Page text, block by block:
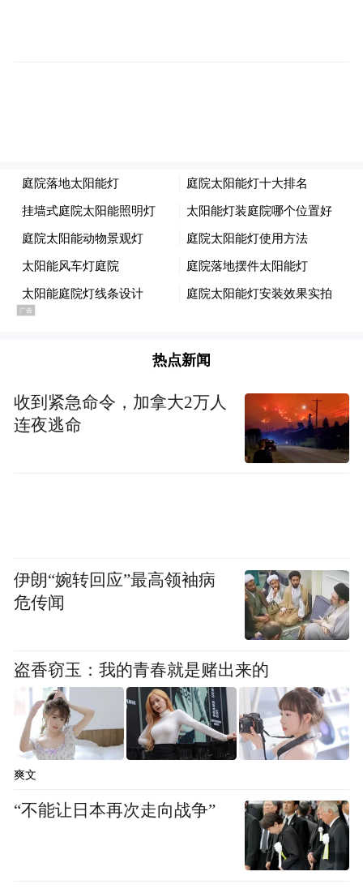
漫画名场面重磅重现 IMAX大银幕尽显细节
张力
同步释出的IMAX海报中，蜘蛛侠身着全新战
轮廓，视觉冲击力十足。而IMAX超大画幅带
来的满格银幕张力，将蛛丝飞荡时的速度感
与高空穿梭的空间感尽数放大，中国观众将
抢先体验大银幕带来的震撼冲击，置身纽约
系，让动作戏更加丝滑流畅，更在拍摄时大
量使用威亚实拍与实景搭建，彻底摆脱对CG
特效的依赖，让影片具有更真实的视觉表现
力。此前发布的漫画特辑中，主创团队同样
运用特技实拍，将多款经典漫画封面搬上银
幕。在420帧超高帧率的拍摄条件下，诸多几
乎无法完成的特技动作，荷兰弟仅用两三遍
便能精准完成，导演忍不住惊呼“他对全身每
一块肌肉的掌控力到底有多强！”
全新战衣既是蜘蛛侠十年成长的集大成之
作，更象征着属于蜘蛛侠的全新冒险即将开
热点新闻
收到紧急命令，加拿大2万人
连夜逃命
伊朗“婉转回应”最高领袖病
危传闻
盗香窃玉：我的青春就是赌出来的
爽文
“不能让日本再次走向战争”